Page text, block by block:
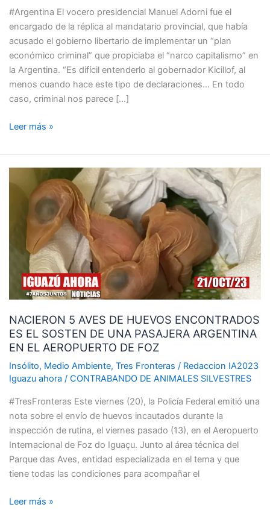
#Argentina El vocero presidencial Manuel Adorni fue el
encargado de la réplica al mandatario provincial, que había
acusado el gobierno libertario de implementar un “plan
económico criminal” que propiciaba el “narco capitalismo” en
la Argentina. “Es difícil entenderlo al gobernador Kicillof, al
menos cuando hace este tipo de declaraciones… En todo
caso, criminal nos parece […]
«HACEME
Leer más »
NACIERON 5 AVES DE HUEVOS ENCONTRADOS
ES EL SOSTEN DE UNA PASAJERA ARGENTINA
EN EL AEROPUERTO DE FOZ
Insólito, Medio Ambiente, Tres Fronteras / Redaccion IA2023
Iguazu ahora / CONTRABANDO DE ANIMALES SILVESTRES
#TresFronteras Este viernes (20), la Policía Federal emitió una
nota sobre el envío de huevos incautados durante la
inspección de rutina, el viernes pasado (13), en el Aeropuerto
Internacional de Foz do Iguaçu. Junto al área técnica del
Parque das Aves, entidad especializada en el tema y que
tiene todas las condiciones para acompañar el
NACIERON
HUEVOS
ENCONTRADOS
SOSTEN
UNA
PASAJERA
ARGENTINA
EN
EL
DE
FOZ
Leer más »